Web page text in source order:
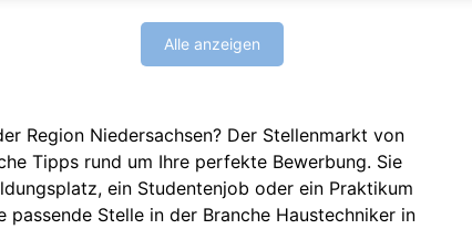
Alle anzeigen
Region Niedersachsen? Der Stellenmarkt von
Tipps rund um Ihre perfekte Bewerbung. Sie
ein Studentenjob oder ein Praktikum
Stelle in der Branche Haustechniker in